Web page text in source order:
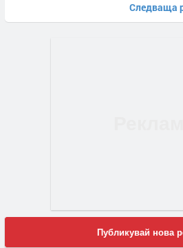
Следваща
Публикувай нова